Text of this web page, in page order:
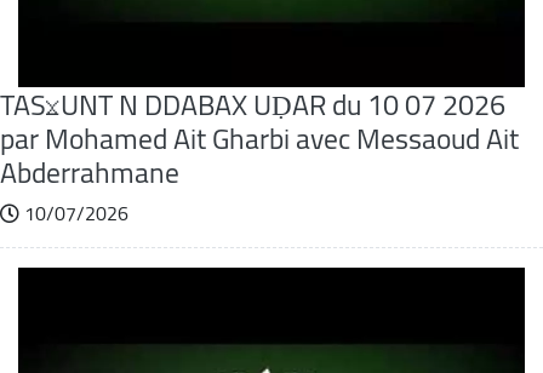
TASⴴUNT N DDABAX UḌAR du 10 07 2026
par Mohamed Ait Gharbi avec Messaoud Ait
Abderrahmane
10/07/2026